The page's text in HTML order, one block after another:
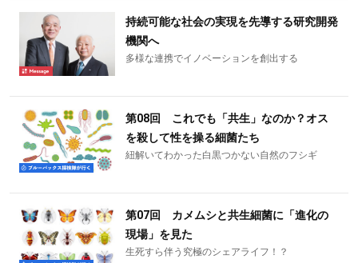
持続可能な社会の実現を先導する研究開発
機関へ
多様な連携でイノベーションを創出する
第08回 これでも「共生」なのか？オス
を殺して性を操る細菌たち
紐解いてわかった白黒つかない自然のフシギ
第07回 カメムシと共生細菌に「進化の
現場」を見た
生死すら伴う究極のシェアライフ！？